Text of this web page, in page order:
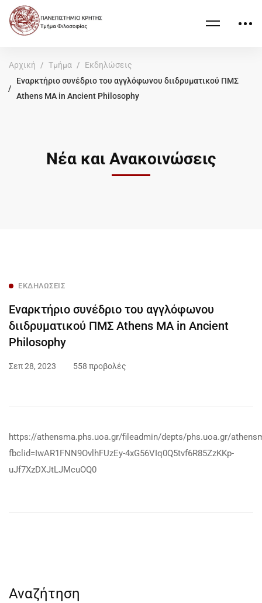
Αρχική Τμήμα
Εκδηλώσεις
Εναρκτήριο συνέδριο του αγγλόφωνου διιδρυματικού ΠΜΣ
Athens MA in Ancient Philosophy
Νέα και Ανακοινώσεις
ΕΚΔΗΛΏΣΕΙΣ
Εναρκτήριο συνέδριο του αγγλόφωνου
διιδρυματικού ΠΜΣ Athens MA in Ancient
Philosophy
Σεπ 28, 2023 558 προβολές
https://athensma.phs.uoa.gr/fileadmin/depts/phs.uoa.gr/
fbclid=IwAR1FNN9OvlhFUzEy-4xG56VIq0Q5tvf6R85ZzKKp-
uJf7XzDXJtLJMcuOQ0
Αναζήτηση